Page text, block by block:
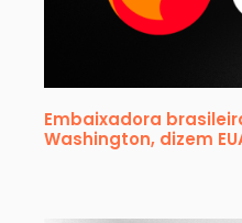
Embaixadora
Washington, dizem